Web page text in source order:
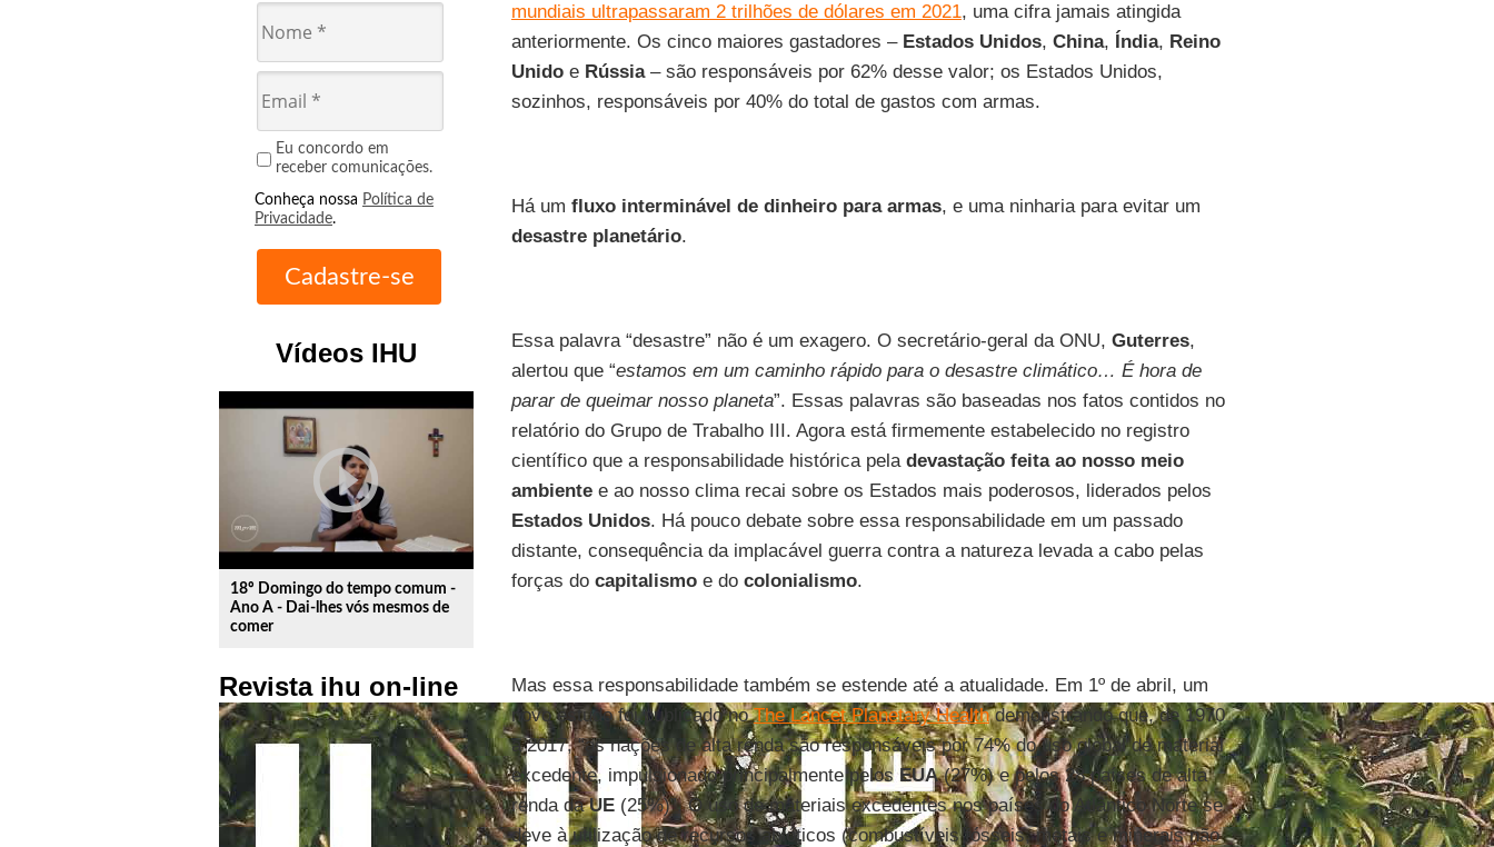
Eu concordo em
receber comunicações.
Conheça nossa Política de
Privacidade.
Vídeos IHU
play_circle_outline
18º Domingo do tempo comum -
Ano A - Dai-lhes vós mesmos de
comer
Revista ihu on-line
mundiais ultrapassaram 2 trilhões de dólares em 2021, uma cifra jamais atingida
anteriormente. Os cinco maiores gastadores – Estados Unidos, China, Índia, Reino
Unidoe Rússia– são responsáveis por 62% desse valor; os Estados Unidos,
sozinhos, responsáveis por 40% do total de gastos com armas.
Há um fluxo interminável de dinheiro para armas, e uma ninharia para evitar um
desastre planetário.
Essa palavra “desastre” não é um exagero. O secretário-geral da ONU, Guterres,
alertou que “estamos em um caminho rápido para o desastre climático… É hora de
parar de queimar nosso planeta”. Essas palavras são baseadas nos fatos contidos no
relatório do Grupo de Trabalho III. Agora está firmemente estabelecido no registro
científico que a responsabilidade histórica pela devastação feita ao nosso meio
ambientee ao nosso clima recai sobre os Estados mais poderosos, liderados pelos
Estados Unidos. Há pouco debate sobre essa responsabilidade em um passado
distante, consequência da implacável guerra contra a natureza levada a cabo pelas
forças do capitalismoe do colonialismo.
Mas essa responsabilidade também se estende até a atualidade. Em 1º de abril, um
novo estudo foi publicado noThe Lancet Planetary Healthdemonstrando que, de 1970
a 2017, “as nações de alta renda são responsáveis por 74% do uso global de material
excedente, impulsionado principalmente pelosEUA(27%) e pelos 28 países de alta
renda daUE(25%)”. O uso de materiais excedentes nos países do Atlântico Norte se
deve à utilização de recursos abióticos (combustíveis fósseis, metais e minerais não